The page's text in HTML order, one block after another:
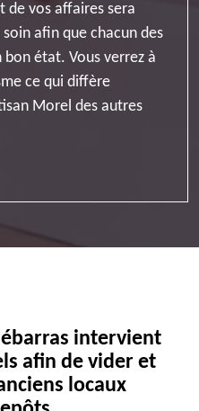
de vos affaires sera
afin que chacun des
état. Vous verrez à
ce qui diffère
Morel des autres
intervient
afin de vider et
locaux